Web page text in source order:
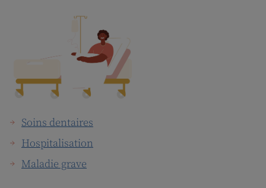
Soins dentaires
Hospitalisation
Maladie grave